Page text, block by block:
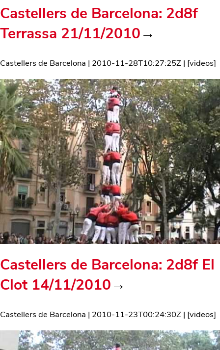
Castellers de Barcelona: 2d8f
Terrassa 21/11/2010→
Castellers de Barcelona | 2010-11-28T10:27:25Z | [videos]
Castellers de Barcelona: 2d8f El
Clot 14/11/2010→
Castellers de Barcelona | 2010-11-23T00:24:30Z | [videos]